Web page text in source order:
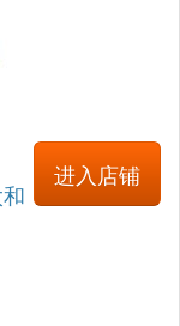
进入店铺